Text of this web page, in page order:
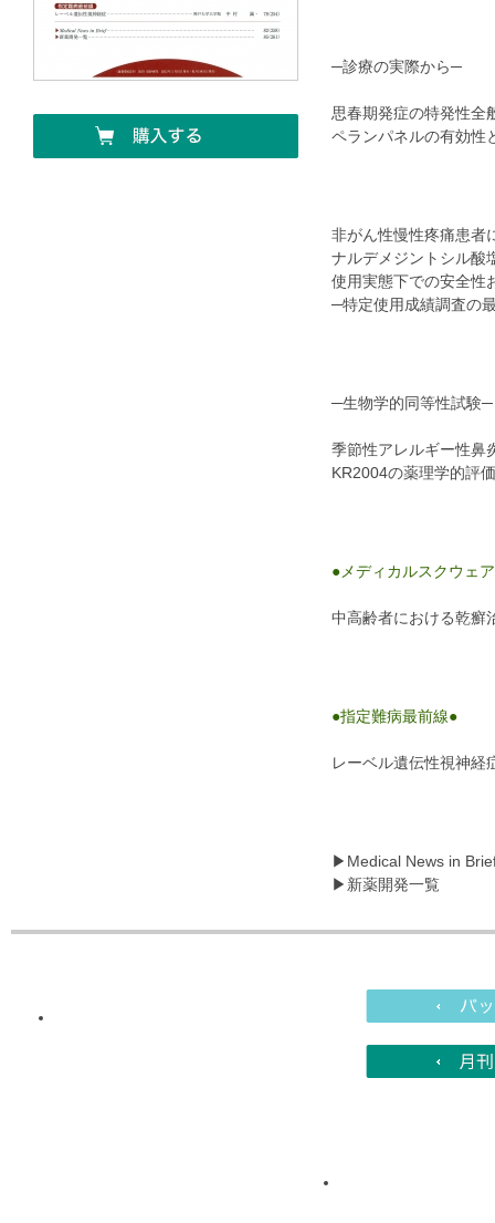
─診療の実際から─
思春期発症の特発性全
ペランパネルの有効
非がん性慢性疼痛患者
ナルデメジントシル酸
使用実態下での安全性
─特定使用成績調査
─生物学的同等性試験─
季節性アレルギー性鼻
KR2004の薬理学的評
●メディカルスクウェ
中高齢者における乾癬
●指定難病最前線●
レーベル遺伝性視神経
▶Medical News in
▶新薬開発一覧